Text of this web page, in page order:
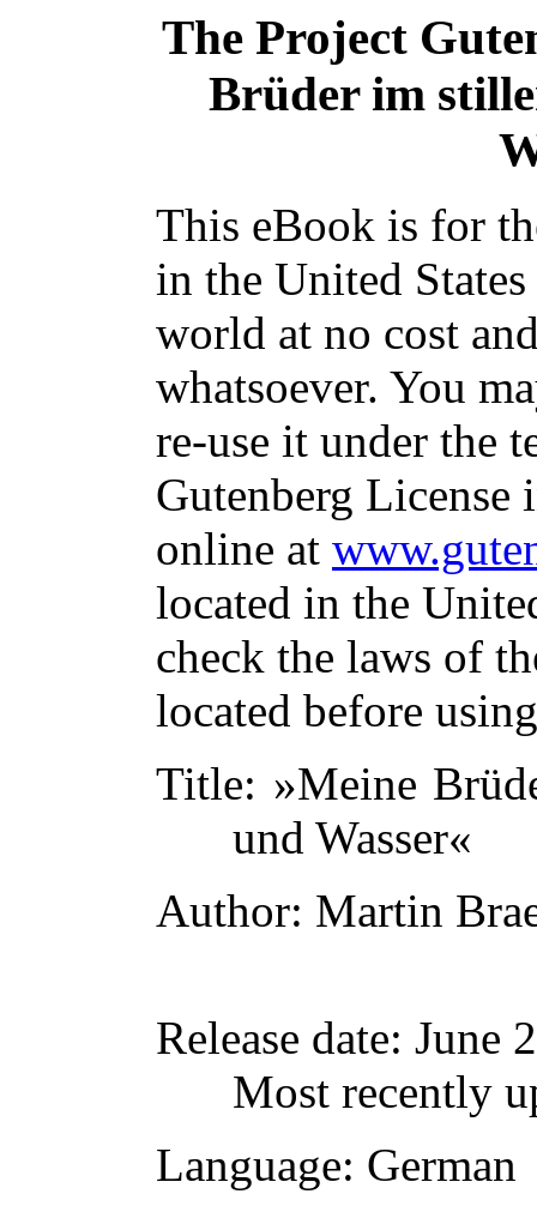
The Project
Brüder im
This eBook is for
in the United
world at no cost
whatsoever. You
re-use it under the
Gutenberg
online at
located in the
check the laws of
located before
Title: »Meine
und Wasser«
Author: Martin
Release date: June
Most recently
Language: German